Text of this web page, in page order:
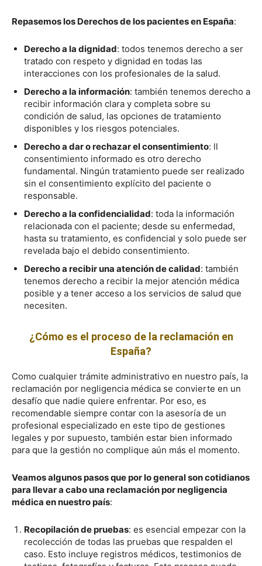
Repasemos los Derechos de los pacientes en España:
Derecho a la dignidad: todos tenemos derecho a ser
tratado con respeto y dignidad en todas las
interacciones con los profesionales de la salud.
Derecho a la información: también tenemos derecho a
recibir información clara y completa sobre su
condición de salud, las opciones de tratamiento
disponibles y los riesgos potenciales.
Derecho a dar o rechazar el consentimiento: ll
consentimiento informado es otro derecho
fundamental. Ningún tratamiento puede ser realizado
sin el consentimiento explícito del paciente o
responsable.
Derecho a la confidencialidad: toda la información
relacionada con el paciente; desde su enfermedad,
hasta su tratamiento, es confidencial y solo puede ser
revelada bajo el debido consentimiento.
Derecho a recibir una atención de calidad: también
tenemos derecho a recibir la mejor atención médica
posible y a tener acceso a los servicios de salud que
necesiten.
¿Cómo es el proceso de la reclamación en
España?
Como cualquier trámite administrativo en nuestro país, la
reclamación por negligencia médica se convierte en un
desafío que nadie quiere enfrentar. Por eso, es
recomendable siempre contar con la asesoría de un
profesional especializado en este tipo de gestiones
legales y por supuesto, también estar bien informado
para que la gestión no complique aún más el momento.
Veamos algunos pasos que por lo general son cotidianos
para llevar a cabo una reclamación por negligencia
médica en nuestro país:
Recopilación de pruebas: es esencial empezar con la
recolección de todas las pruebas que respalden el
caso. Esto incluye registros médicos, testimonios de